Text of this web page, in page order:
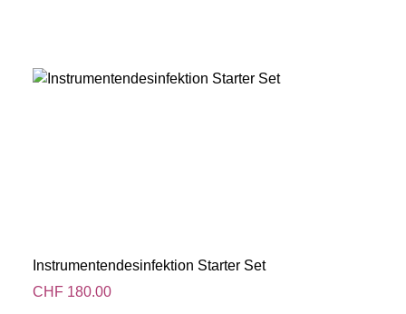
Instrumentendesinfektion Starter Set
CHF 180.00